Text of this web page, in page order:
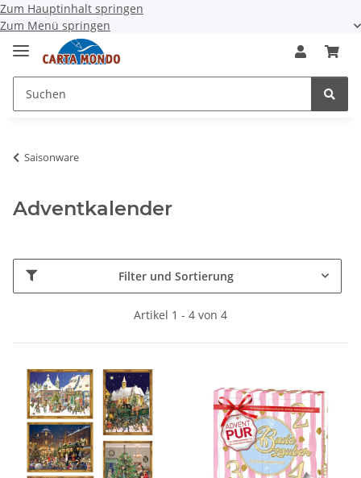
Zum Hauptinhalt springen
Zum Menü springen
Saisonware
Adventkalender
Filter und Sortierung
Artikel 1 - 4 von 4